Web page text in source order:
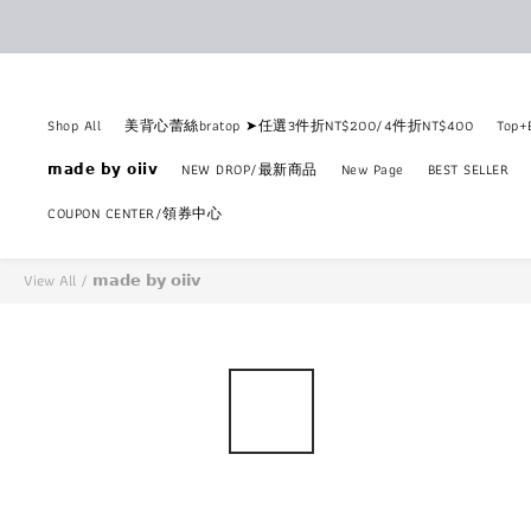
Shop All 美背心蕾絲bratop ➤任選3件折NT$200/4件折NT$400
𝗺𝗮𝗱𝗲 𝗯𝘆 𝗼𝗶𝗶𝘃
NEW DROP/最新商品 New Page BEST SELLER
COUPON CENTER/領券中心
View All / 𝗺𝗮𝗱𝗲 𝗯𝘆 𝗼𝗶𝗶𝘃